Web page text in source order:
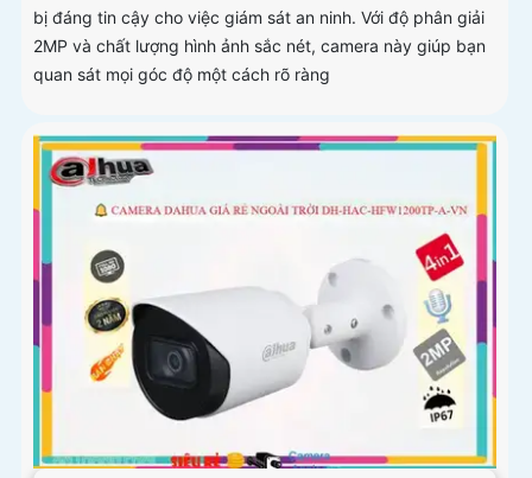
bị đáng tin cậy cho việc giám sát an ninh. Với độ phân giải
2MP và chất lượng hình ảnh sắc nét, camera này giúp bạn
quan sát mọi góc độ một cách rõ ràng